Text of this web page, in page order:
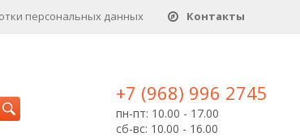
персональных данныx Контакты
+7 (968) 996 2745
пн-пт: 10.00 - 17.00
сб-вс: 10.00 - 16.00